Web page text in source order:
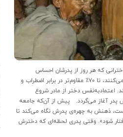
ارزشمندی و تأیید دریافت می‌کنند، تا ۷۰٪ مقاوم‌تر در برابر اضطراب و
اعتماد‌به‌نفس دختر از مادر شروع
پدر آغاز می‌گردد. پیش از آن‌که جامعه
ذهنش به چهره‌ی پدرش نگاه می‌کند تا
شود». وقتی پدری لحظه‌ای که دخترش